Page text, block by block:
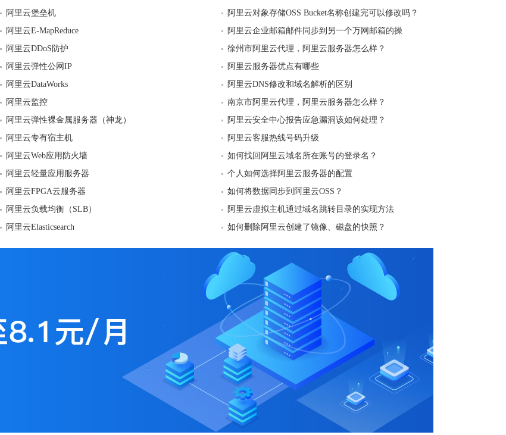
阿里云堡垒机
阿里云E-MapReduce
阿里云DDoS防护
阿里云弹性公网IP
阿里云DataWorks
阿里云监控
阿里云弹性裸金属服务器（神龙）
阿里云专有宿主机
阿里云Web应用防火墙
阿里云轻量应用服务器
阿里云FPGA云服务器
阿里云负载均衡（SLB）
阿里云Elasticsearch
阿里云对象存储OSS Bucket名称创建完可以修改吗？
阿里云企业邮箱邮件同步到另一个万网邮箱的操
徐州市阿里云代理，阿里云服务器怎么样？
阿里云服务器优点有哪些
阿里云DNS修改和域名解析的区别
南京市阿里云代理，阿里云服务器怎么样？
阿里云安全中心报告应急漏洞该如何处理？
阿里云客服热线号码升级
如何找回阿里云域名所在账号的登录名？
个人如何选择阿里云服务器的配置
如何将数据同步到阿里云OSS？
阿里云虚拟主机通过域名跳转目录的实现方法
如何删除阿里云创建了镜像、磁盘的快照？